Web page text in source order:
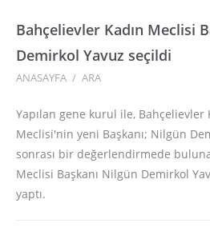
Bahçelievler Kadın Meclisi
Demirkol Yavuz seçildi
ANASAYFA / ARA
Yapılan gene kurul ile, Bahçelievler
Meclisi'nin yeni Başkanı; Nilgün
sonrası bir değerlendirmede
Meclisi Başkanı Nilgün Demirkol
yaptı.